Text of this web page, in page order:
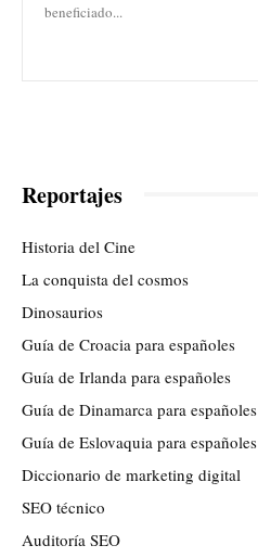
beneficiado...
Reportajes
Historia del Cine
La conquista del cosmos
Dinosaurios
Guía de Croacia para españoles
Guía de Irlanda para españoles
Guía de Dinamarca para españoles
Guía de Eslovaquia para españoles
Diccionario de marketing digital
SEO técnico
Auditoría SEO